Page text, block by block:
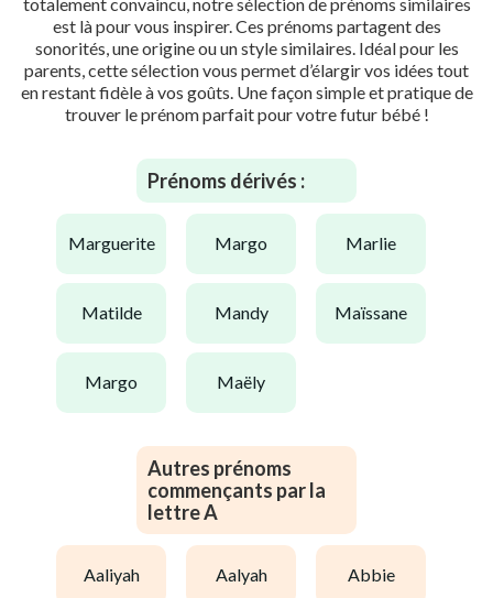
est là pour vous inspirer. Ces prénoms partagent des
sonorités, une origine ou un style similaires. Idéal pour les
parents, cette sélection vous permet d’élargir vos idées tout
en restant fidèle à vos goûts. Une façon simple et pratique de
trouver le prénom parfait pour votre futur bébé !
Prénoms dérivés :
marguerite margo marlie
matilde mandy maïssane
margo maëly
Autres prénoms
commençants par la
lettre A
aaliyah aalyah abbie